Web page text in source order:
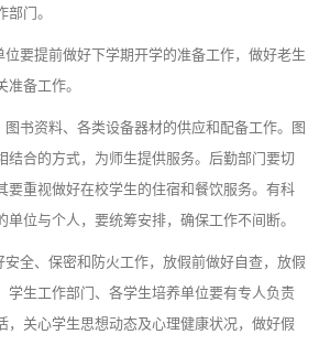
门。
要提前做好下学期开学的准备工作，做好老生
备工作。
书资料、各类设备器材的供应和配备工作。图
结合的方式，为师生提供服务。后勤部门要切
要重视做好在校学生的住宿和餐饮服务。有科
位与个人，要统筹安排，确保工作不间断。
全、保密和防火工作，放假前做好自查，放假
学生工作部门、各学生培养单位要有专人负责
，关心学生思想动态及心理健康状况，做好假